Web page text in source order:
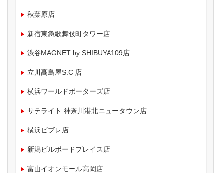
秋葉原店
新宿東急歌舞伎町タワー店
渋谷MAGNET by SHIBUYA109店
立川髙島屋S.C.店
横浜ワールドポーターズ店
サテライト 神奈川港北ニュータウン店
横浜ビブレ店
新潟ビルボードプレイス店
富山イオンモール高岡店